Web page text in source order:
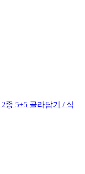
종 5+5 골라담기 / 식